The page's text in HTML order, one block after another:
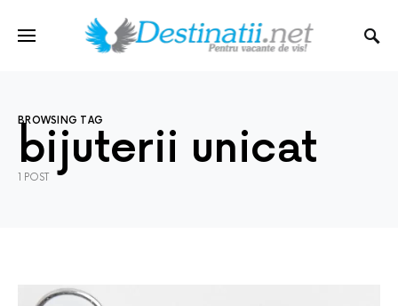
BROWSING TAG
bijuterii unicat
1 POST